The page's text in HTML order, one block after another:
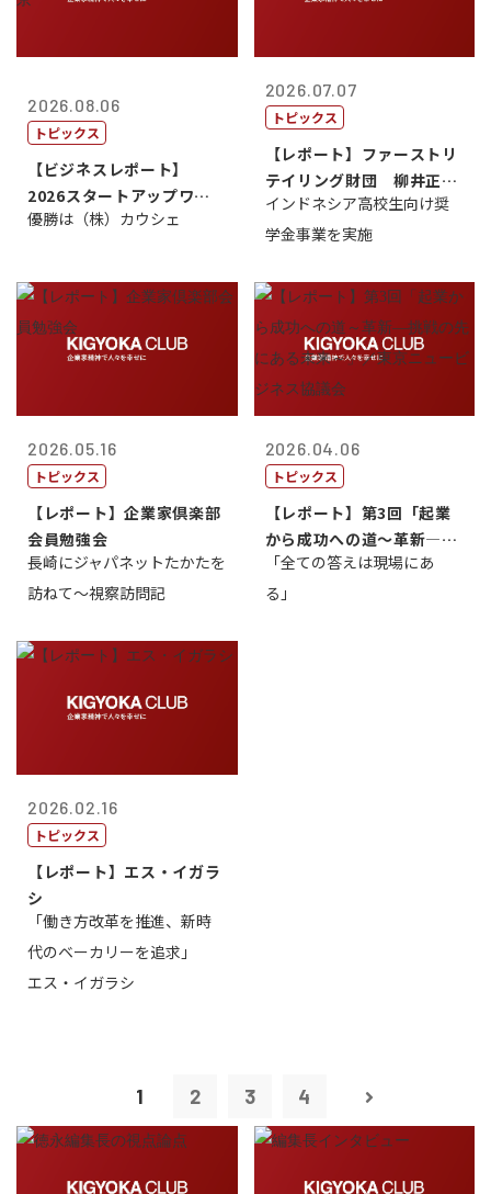
2026.08.06
トピックス
【ビジネスレポート】
2026スタートアップワー
ルドカップ東京
優勝は（株）カウシェ
2026.07.07
トピックス
【レポート】ファーストリ
テイリング財団 柳井正
理事長
インドネシア高校生向け奨
学金事業を実施
2026.05.16
トピックス
【レポート】企業家倶楽部
会員勉強会
長崎にジャパネットたかたを
訪ねて～視察訪問記
2026.04.06
トピックス
【レポート】第3回「起業
から成功への道～革新―挑
戦の先にある...
「全ての答えは現場にあ
る」
2026.02.16
トピックス
【レポート】エス・イガラ
シ
「働き方改革を推進、新時
代のベーカリーを追求」
エス・イガラシ
1 2 3 4